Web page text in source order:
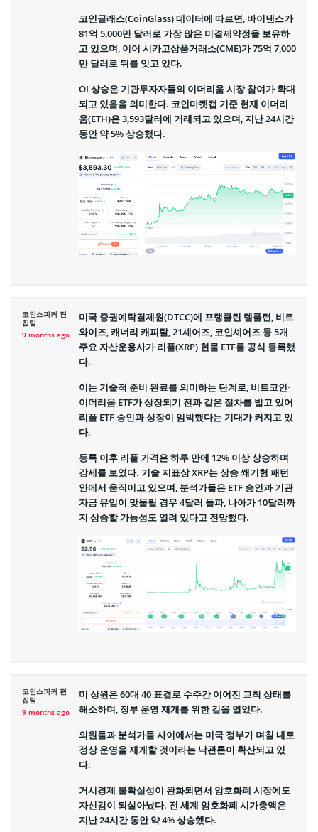
코인글래스(CoinGlass) 데이터에 따르면, 바이낸스가
81억 5,000만 달러로 가장 많은 미결제약정을 보유하
고 있으며, 이어 시카고상품거래소(CME)가 75억 7,000
만 달러로 뒤를 잇고 있다.
OI 상승은 기관투자자들의 이더리움 시장 참여가 확대
되고 있음을 의미한다. 코인마켓캡 기준 현재 이더리
움(ETH)은 3,593달러에 거래되고 있으며, 지난 24시간
동안 약 5% 상승했다.
코인스피커 편
집팀
9 months ago
미국 증권예탁결제원(DTCC)에 프랭클린 템플턴, 비트
와이즈, 캐너리 캐피탈, 21셰어즈, 코인셰어즈 등 5개
주요 자산운용사가 리플(XRP) 현물 ETF를 공식 등록했
다.
이는 기술적 준비 완료를 의미하는 단계로, 비트코인·
이더리움 ETF가 상장되기 전과 같은 절차를 밟고 있어
리플 ETF 승인과 상장이 임박했다는 기대가 커지고 있
다.
등록 이후 리플 가격은 하루 만에 12% 이상 상승하며
강세를 보였다. 기술 지표상 XRP는 상승 쐐기형 패턴
안에서 움직이고 있으며, 분석가들은 ETF 승인과 기관
자금 유입이 맞물릴 경우 4달러 돌파, 나아가 10달러까
지 상승할 가능성도 열려 있다고 전망했다.
코인스피커 편
집팀
9 months ago
미 상원은 60대 40 표결로 수주간 이어진 교착 상태를
해소하며, 정부 운영 재개를 위한 길을 열었다.
의원들과 분석가들 사이에서는 미국 정부가 며칠 내로
정상 운영을 재개할 것이라는 낙관론이 확산되고 있
다.
거시경제 불확실성이 완화되면서 암호화폐 시장에도
자신감이 되살아났다. 전 세계 암호화폐 시가총액은
지난 24시간 동안 약 4% 상승했다.